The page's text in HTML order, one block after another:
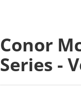
Conor
Series -